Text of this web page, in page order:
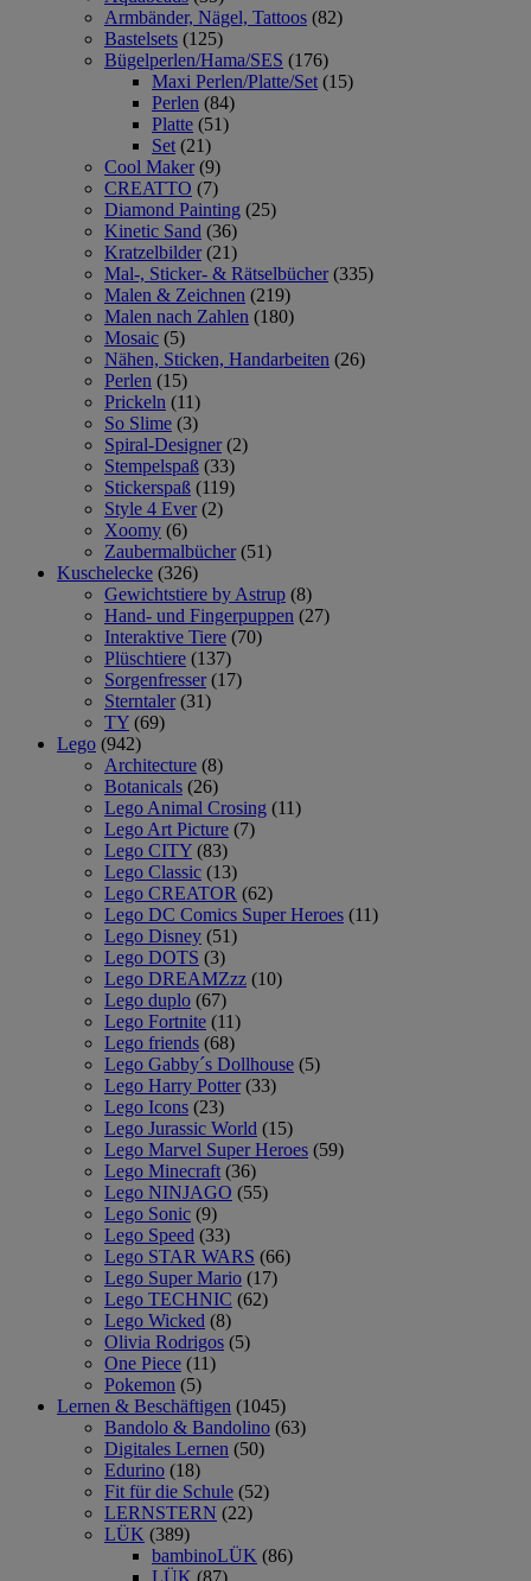
Armbänder, Nägel, Tattoos (82)
Bastelsets (125)
Bügelperlen/Hama/SES (176)
Maxi Perlen/Platte/Set (15)
Perlen (84)
Platte (51)
Set (21)
Cool Maker (9)
CREATTO (7)
Diamond Painting (25)
Kinetic Sand (36)
Kratzelbilder (21)
Mal-, Sticker- & Rätselbücher (335)
Malen & Zeichnen (219)
Malen nach Zahlen (180)
Mosaic (5)
Nähen, Sticken, Handarbeiten (26)
Perlen (15)
Prickeln (11)
So Slime (3)
Spiral-Designer (2)
Stempelspaß (33)
Stickerspaß (119)
Style 4 Ever (2)
Xoomy (6)
Zaubermalbücher (51)
Kuschelecke (326)
Gewichtstiere by Astrup (8)
Hand- und Fingerpuppen (27)
Interaktive Tiere (70)
Plüschtiere (137)
Sorgenfresser (17)
Sterntaler (31)
TY (69)
Lego (942)
Architecture (8)
Botanicals (26)
Lego Animal Crosing (11)
Lego Art Picture (7)
Lego CITY (83)
Lego Classic (13)
Lego CREATOR (62)
Lego DC Comics Super Heroes (11)
Lego Disney (51)
Lego DOTS (3)
Lego DREAMZzz (10)
Lego duplo (67)
Lego Fortnite (11)
Lego friends (68)
Lego Gabby´s Dollhouse (5)
Lego Harry Potter (33)
Lego Icons (23)
Lego Jurassic World (15)
Lego Marvel Super Heroes (59)
Lego Minecraft (36)
Lego NINJAGO (55)
Lego Sonic (9)
Lego Speed (33)
Lego STAR WARS (66)
Lego Super Mario (17)
Lego TECHNIC (62)
Lego Wicked (8)
Olivia Rodrigos (5)
One Piece (11)
Pokemon (5)
Lernen & Beschäftigen (1045)
Bandolo & Bandolino (63)
Digitales Lernen (50)
Edurino (18)
Fit für die Schule (52)
LERNSTERN (22)
LÜK (389)
bambinoLÜK (86)
LÜK (87)